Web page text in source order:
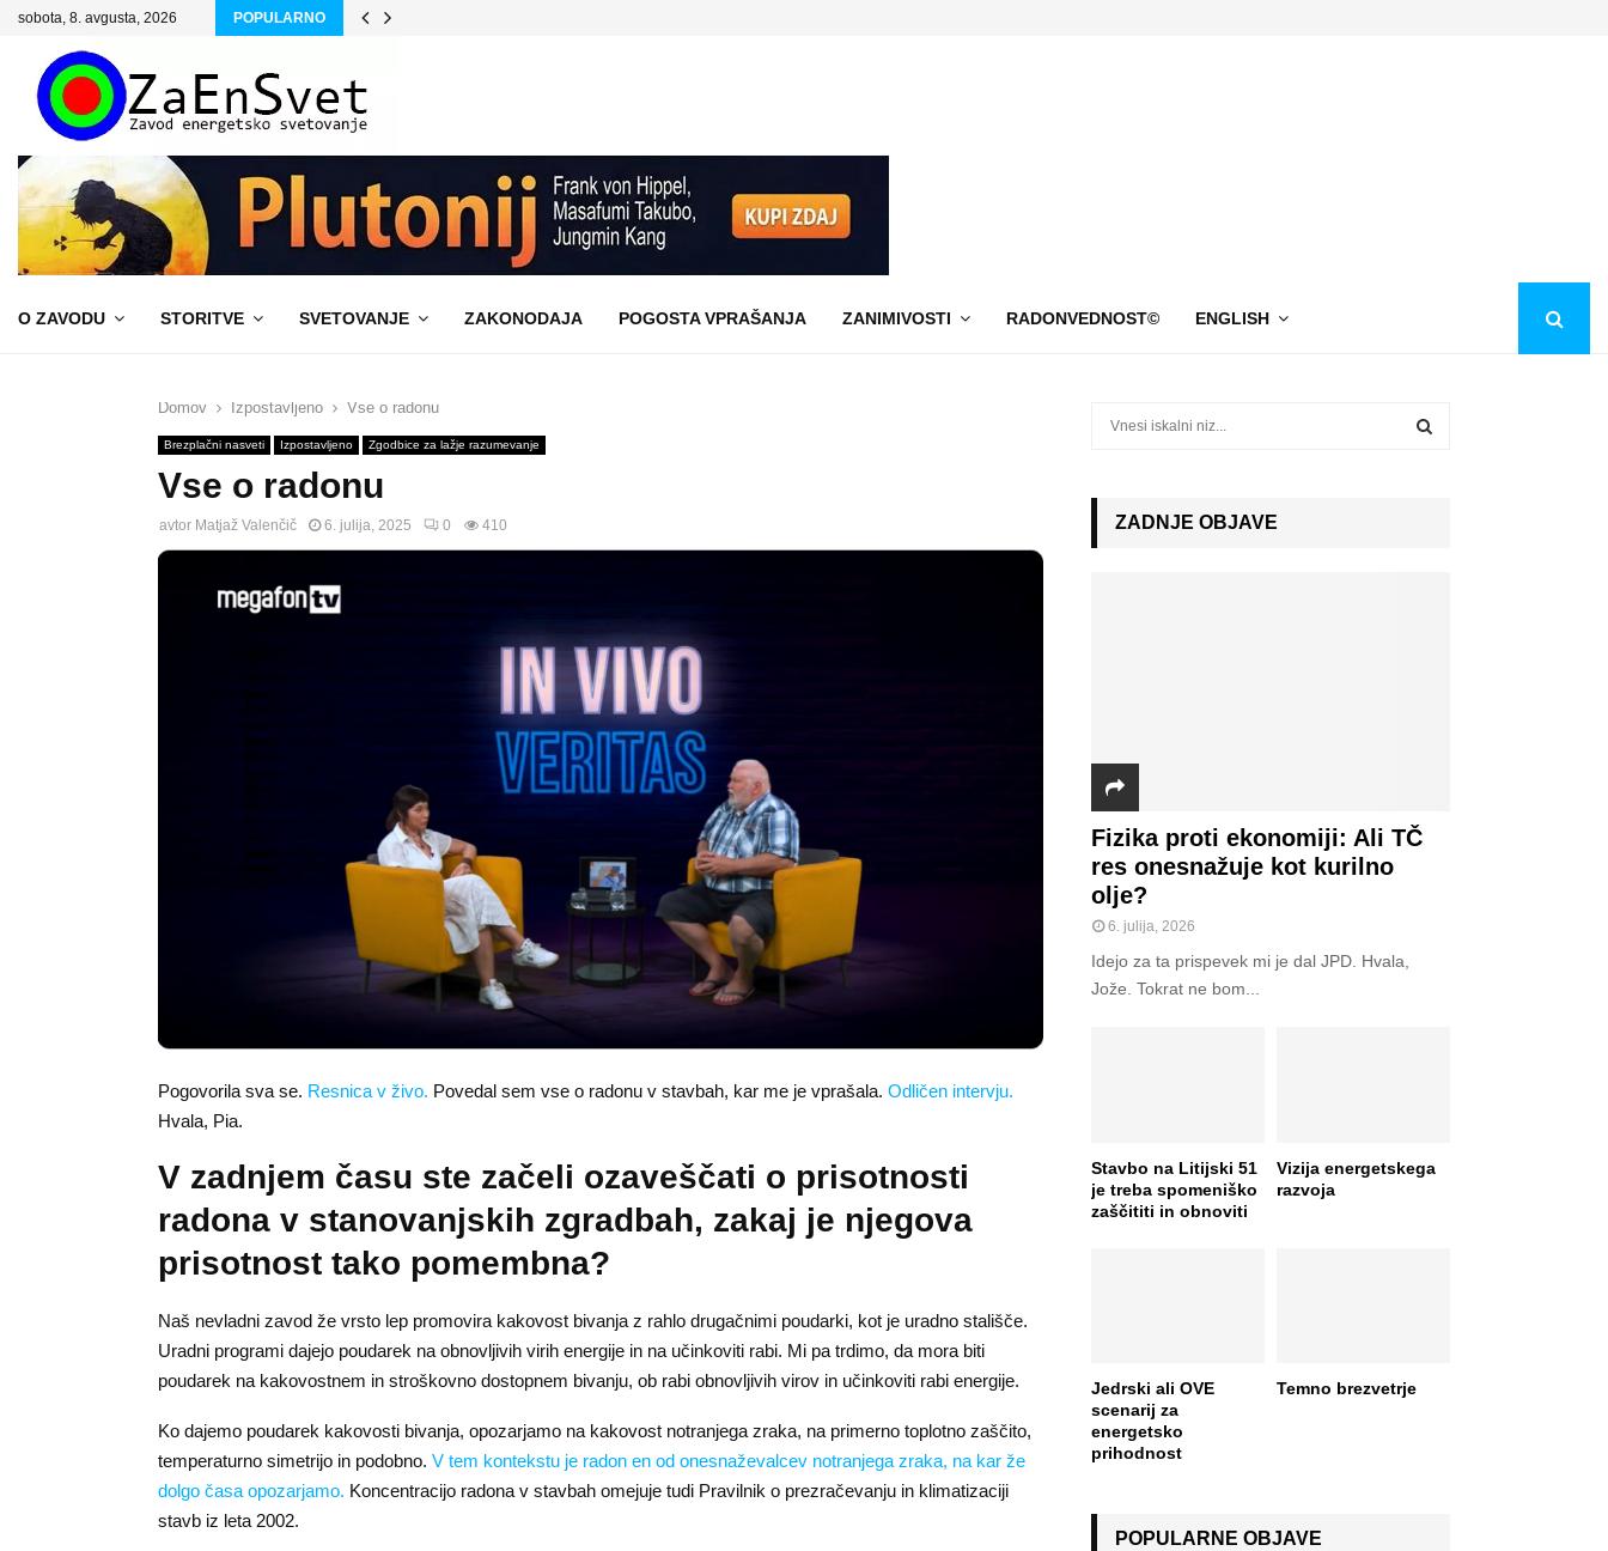
sobota, 8. avgusta, 2026 POPULARNO
O ZAVODU STORITVE SVETOVANJE ZAKONODAJA POGOSTA VPRAŠANJA ZANIMIVOSTI RADONVEDNOST© ENGLISH
Domov Izpostavljeno Vse o radonu
Brezplačni nasveti Izpostavljeno Zgodbice za lažje razumevanje
Vse o radonu
avtor Matjaž Valenčič 6. julija, 2025 0 410
Pogovorila sva se. Resnica v živo. Povedal sem vse o radonu v stavbah, kar me je vprašala. Odličen intervju.
Hvala, Pia.
V zadnjem času ste začeli ozaveščati o prisotnosti
radona v stanovanjskih zgradbah, zakaj je njegova
prisotnost tako pomembna?
Naš nevladni zavod že vrsto lep promovira kakovost bivanja z rahlo drugačnimi poudarki, kot je uradno stališče.
Uradni programi dajejo poudarek na obnovljivih virih energije in na učinkoviti rabi. Mi pa trdimo, da mora biti
poudarek na kakovostnem in stroškovno dostopnem bivanju, ob rabi obnovljivih virov in učinkoviti rabi energije.
Ko dajemo poudarek kakovosti bivanja, opozarjamo na kakovost notranjega zraka, na primerno toplotno zaščito,
temperaturno simetrijo in podobno. V tem kontekstu je radon en od onesnaževalcev notranjega zraka, na kar že
dolgo časa opozarjamo. Koncentracijo radona v stavbah omejuje tudi Pravilnik o prezračevanju in klimatizaciji
stavb iz leta 2002.
ZADNJE OBJAVE
Fizika proti ekonomiji: Ali TČ
res onesnažuje kot kurilno
olje?
6. julija, 2026
Idejo za ta prispevek mi je dal JPD. Hvala,
Jože. Tokrat ne bom...
Stavbo na Litijski 51
je treba spomeniško
zaščititi in obnoviti
Vizija energetskega
razvoja
Jedrski ali OVE
scenarij za
energetsko
prihodnost
Temno brezvetrje
POPULARNE OBJAVE